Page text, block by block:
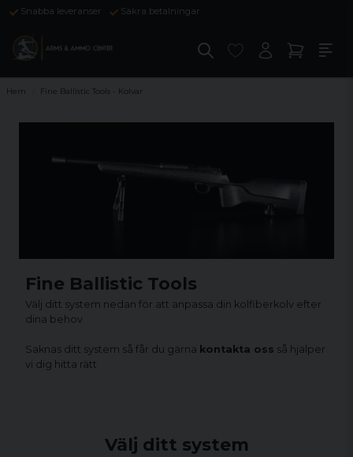
Snabba leveranser Säkra betalningar
Hem Fine Ballistic Tools - Kolvar
Fine Ballistic Tools
Välj ditt system nedan för att anpassa din kolfiberkolv efter
dina behov
Saknas ditt system så får du gärna kontakta oss så hjälper
vi dig hitta rätt
Välj ditt system